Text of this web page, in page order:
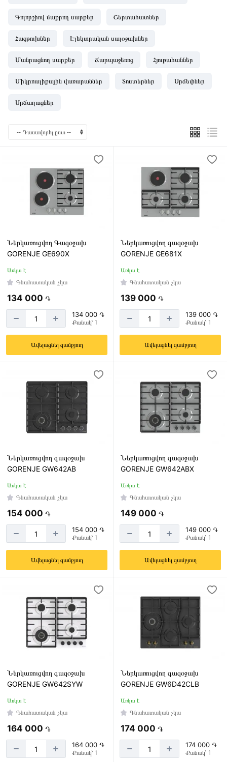
Գոլորշիով մաքրող սարքեր Շերտահատներ
Հացթուխներ Էլեկտրական սալօջախներ
Մանրացնող սարքեր Ճարպաջեռոց Հյութահաններ
Միկրոալիքային վառարաններ Տոստերներ Սրճեփներ
Սրճաղացներ
Ներկառուցվող Գազօջախ
GORENJE GE690X
Առկա է
Գնահատական չկա
134 000 ֏
134 000 ֏
Քանակ՝ 1
Ավելացնել զամբյուղ
Ներկառուցվող գազօջախ
GORENJE GE681X
Առկա է
Գնահատական չկա
139 000 ֏
139 000 ֏
Քանակ՝ 1
Ավելացնել զամբյուղ
Ներկառուցվող գազօջախ
GORENJE GW642AB
Առկա է
Գնահատական չկա
154 000 ֏
154 000 ֏
Քանակ՝ 1
Ավելացնել զամբյուղ
Ներկառուցվող գազօջախ
GORENJE GW642ABX
Առկա է
Գնահատական չկա
149 000 ֏
149 000 ֏
Քանակ՝ 1
Ավելացնել զամբյուղ
Ներկառուցվող գազօջախ
GORENJE GW642SYW
Առկա է
Գնահատական չկա
164 000 ֏
164 000 ֏
Քանակ՝ 1
Ներկառուցվող գազօջախ
GORENJE GW6D42CLB
Առկա է
Գնահատական չկա
174 000 ֏
174 000 ֏
Քանակ՝ 1